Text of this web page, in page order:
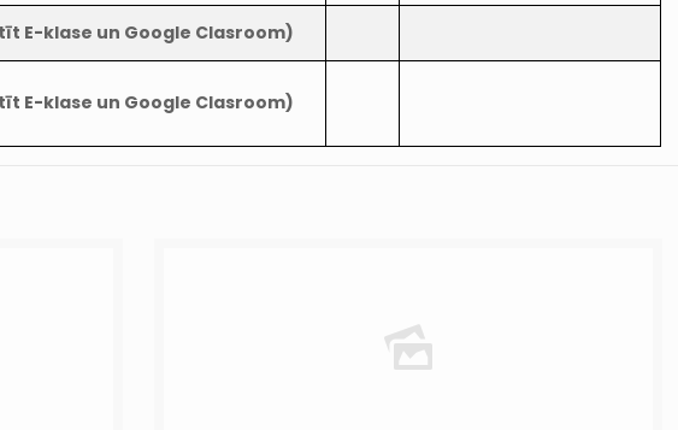
E-klase un Google Clasroom)
E-klase un Google Clasroom)